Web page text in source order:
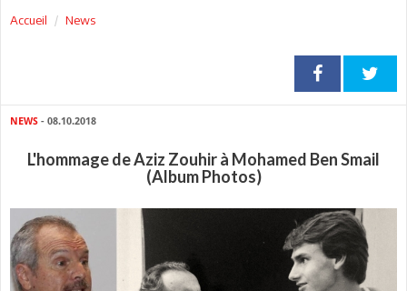
Accueil News
NEWS - 08.10.2018
L'hommage de Aziz Zouhir à Mohamed Ben Smail
(Album Photos)